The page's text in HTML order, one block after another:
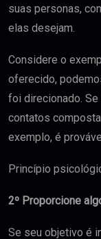
suas personas,
elas desejam.
Considere o
oferecido,
foi direcionado.
contatos
exemplo, é
Princípio
2º Proporcione
Se seu objetivo é